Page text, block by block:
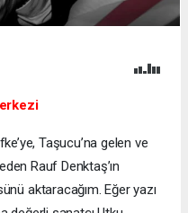
Taşucu’na gelen ve
Rauf Denktaş’ın
aktaracağım. Eğer yazı